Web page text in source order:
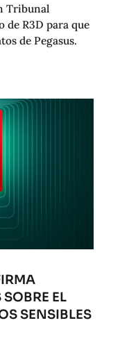
Tribunal
de R3D para que
de Pegasus.
EL
SENSIBLES